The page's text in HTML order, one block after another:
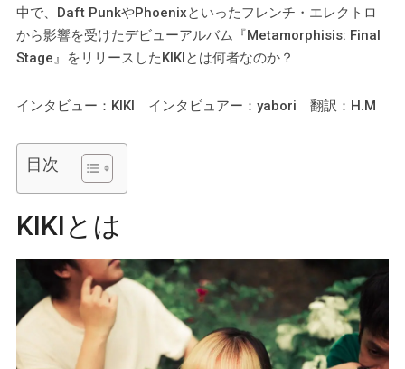
中で、Daft PunkやPhoenixといったフレンチ・エレクトロ
から影響を受けたデビューアルバム『Metamorphisis: Final
Stage』をリリースしたKIKIとは何者なのか？
インタビュー：KIKI インタビュアー：yabori 翻訳：H.M
目次
KIKIとは